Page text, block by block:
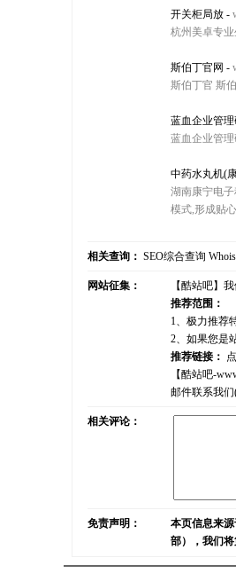
开关柜局放 -
杭州美卓专
斯伯丁官网 -
斯伯丁官 斯
蓝血企业管
蓝血企业管
中药水丸机(
湖南康宁电
模式,形成贴
相关查询： SEO综合查询
网站征集：
【酷站吧】
推荐范围：
1、极力推荐
2、如果您是
推荐链接：
【酷站吧-
邮件联系我们
相关评论：
免责声明：
本页信息来
部），我们